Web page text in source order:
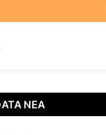
ΝΈΑ